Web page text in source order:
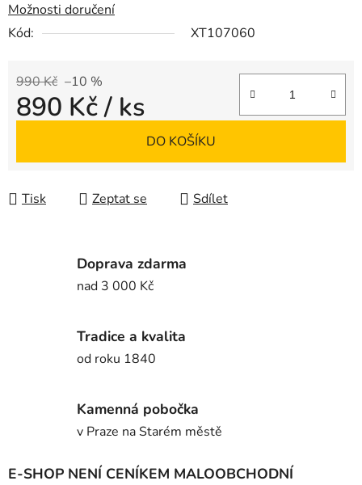
Možnosti doručení
Kód:
XT107060
990 Kč –10 %
890 Kč/ ks
DO KOŠÍKU
Tisk Zeptat se Sdílet
Doprava zdarma
nad 3 000 Kč
Tradice a kvalita
od roku 1840
Kamenná pobočka
v Praze na Starém městě
E-SHOP NENÍ CENÍKEM MALOOBCHODNÍ